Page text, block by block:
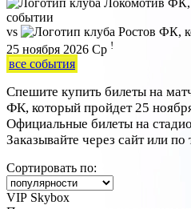
vs
25 ноября 2026 Ср !
все события
Спешите купить билеты на
ФК, который пройдет 25
Официальные билеты на
Заказывайте через сайт или по
Сортировать по:
VIP Skybox